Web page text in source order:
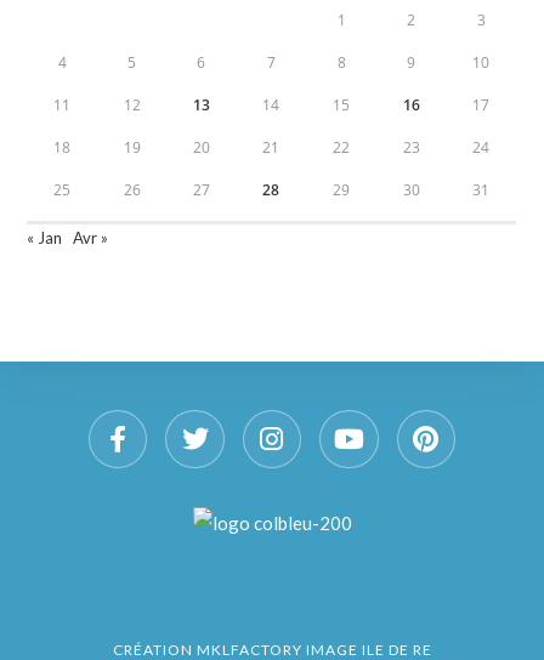
1 2 3
4 5 6 7 8 9 10
11 12 13 14 15 16 17
18 19 20 21 22 23 24
25 26 27 28 29 30 31
« Jan Avr »
CRÉATION MKLFACTORY IMAGE ILE DE RE